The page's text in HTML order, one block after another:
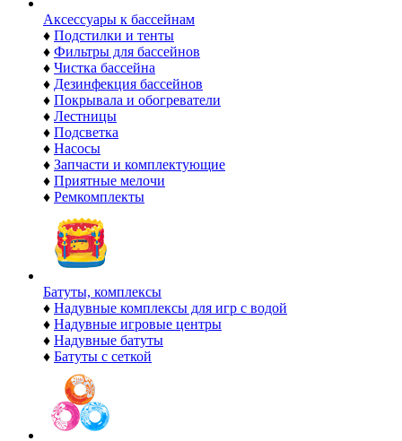
Аксессуары к бассейнам
♦ Подстилки и тенты
♦ Фильтры для бассейнов
♦ Чистка бассейна
♦ Дезинфекция бассейнов
♦ Покрывала и обогреватели
♦ Лестницы
♦ Подсветка
♦ Насосы
♦ Запчасти и комплектующие
♦ Приятные мелочи
♦ Ремкомплекты
Батуты, комплексы
♦ Надувные комплексы для игр с водой
♦ Надувные игровые центры
♦ Надувные батуты
♦ Батуты с сеткой